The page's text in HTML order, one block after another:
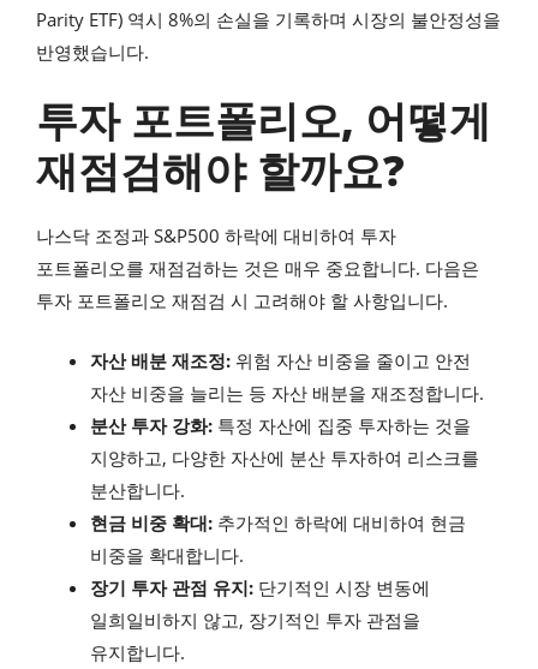
Parity ETF) 역시 8%의 손실을 기록하며 시장의 불안정성을
반영했습니다.
투자 포트폴리오, 어떻게
재점검해야 할까요?
나스닥 조정과 S&P500 하락에 대비하여 투자
포트폴리오를 재점검하는 것은 매우 중요합니다. 다음은
투자 포트폴리오 재점검 시 고려해야 할 사항입니다.
자산 배분 재조정: 위험 자산 비중을 줄이고 안전
자산 비중을 늘리는 등 자산 배분을 재조정합니다.
분산 투자 강화: 특정 자산에 집중 투자하는 것을
지양하고, 다양한 자산에 분산 투자하여 리스크를
분산합니다.
현금 비중 확대: 추가적인 하락에 대비하여 현금
비중을 확대합니다.
장기 투자 관점 유지: 단기적인 시장 변동에
일희일비하지 않고, 장기적인 투자 관점을
유지합니다.